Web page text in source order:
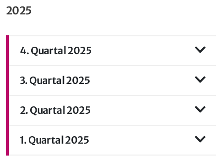
2025
4. Quartal 2025
3. Quartal 2025
2. Quartal 2025
1. Quartal 2025